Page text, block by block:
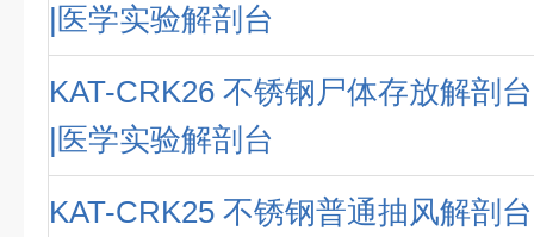
|医学实验解剖台
KAT-CRK26 不锈钢尸体存放解剖
|医学实验解剖台
KAT-CRK25 不锈钢普通抽风解剖